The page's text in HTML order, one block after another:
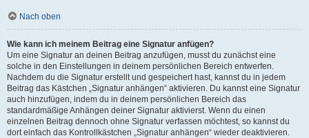
Nach oben
Wie kann ich meinem Beitrag eine Signatur anfügen?
Um eine Signatur an deinen Beitrag anzufügen, musst du zunächst eine
solche in den Einstellungen in deinem persönlichen Bereich entwerfen.
Nachdem du die Signatur erstellt und gespeichert hast, kannst du in jedem
Beitrag das Kästchen „Signatur anhängen“ aktivieren. Du kannst eine Signatur
auch hinzufügen, indem du in deinem persönlichen Bereich das
standardmäßige Anhängen deiner Signatur aktivierst. Wenn du einen
einzelnen Beitrag dennoch ohne Signatur verfassen möchtest, so kannst du
dort einfach das Kontrollkästchen „Signatur anhängen“ wieder deaktivieren.